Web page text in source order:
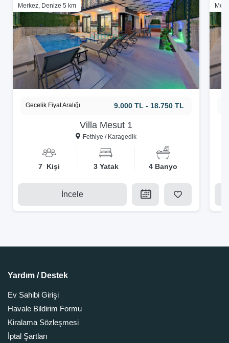
Merkez, Denize 5 km
Villa Mesut 1
Fethiye / Karagedik
Gecelik Fiyat Aralığı 9.000 TL - 18.750 TL
7 Kişi 3 Yatak 4 Banyo
İncele
Yardım / Destek
Ev Sahibi Girişi
Havale Bildirim Formu
Kiralama Sözleşmesi
İptal Şartları